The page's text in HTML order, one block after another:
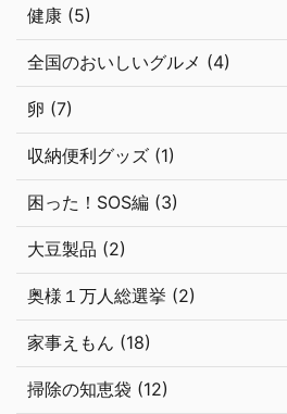
健康 (5)
全国のおいしいグルメ (4)
卵 (7)
収納便利グッズ (1)
困った！SOS編 (3)
大豆製品 (2)
奥様１万人総選挙 (2)
家事えもん (18)
掃除の知恵袋 (12)